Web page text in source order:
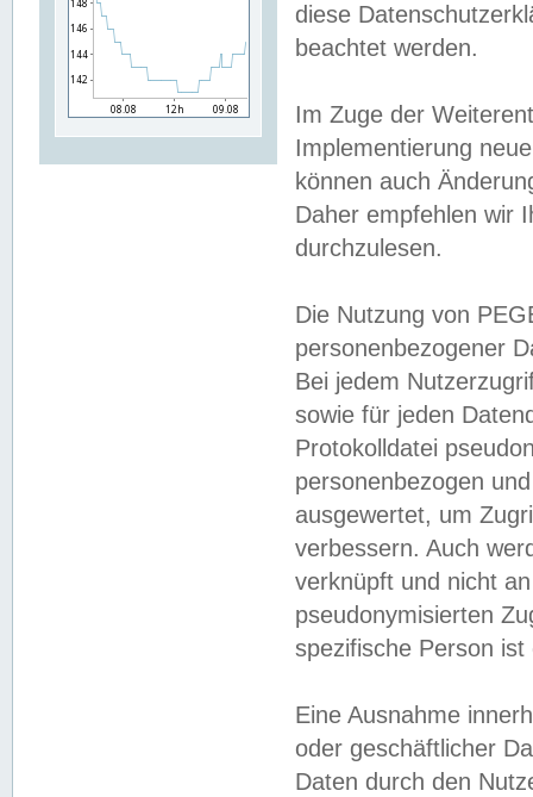
diese
beachtet werden.
Im Zuge der
Implementierung
können auch
Daher empfehlen wir
durchzulesen.
Die Nutzung von
personenbezogener
Bei jedem
sowie für jeden
Protokolldatei
personenbezogen
ausgewertet, um
verbessern. Auch
verknüpft und nicht
pseudonymisierten
spezifische Person
Eine Ausnahme
oder geschäftlicher
Daten durch den